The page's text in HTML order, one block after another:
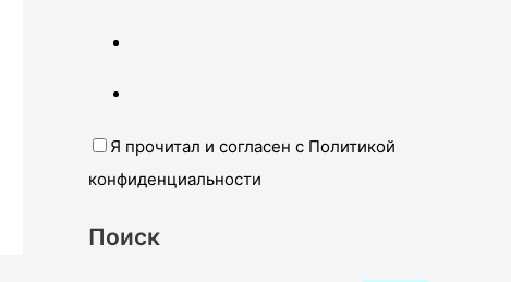
Я прочитал и согласен с Политикой
конфиденциальности
Поиск